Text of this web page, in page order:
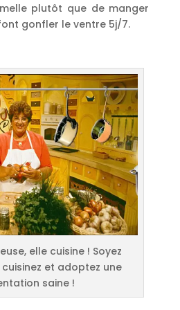
plutôt que de manger
gonfler le ventre 5j/7.
elle cuisine ! Soyez
et adoptez une
saine !